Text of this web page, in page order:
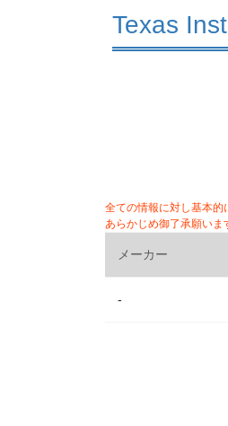
Texas
全ての情報に対し基本的
あらかじめ御了承願いま
メーカー
-